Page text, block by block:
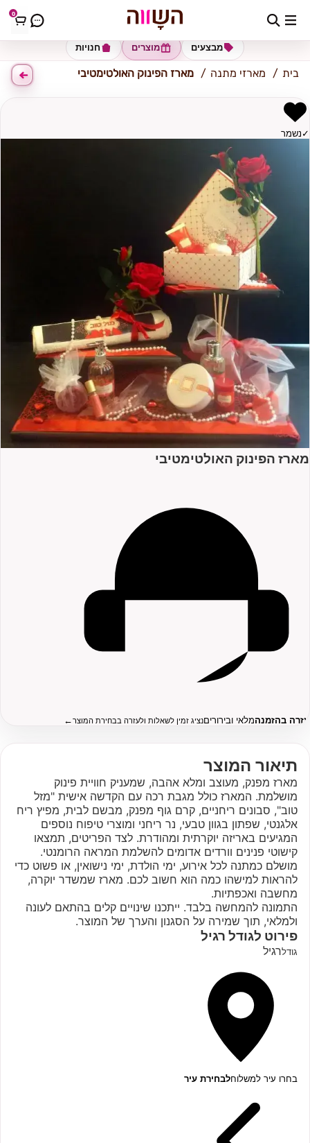
0 כתובת למשלוח הזינו כתובת
חנויות מוצרים מבצעים
בית מארזי מתנה מארז הפינוק האולטימטיבי
✓ נשמר
מארז הפינוק האולטימטיבי
עזרה בהזמנהמלאי ובירוריםנציג זמין לשאלות ולעזרה בבחירת המוצר←
תיאור המוצר
מארז מפנק, מעוצב ומלא אהבה, שמעניק חוויית פינוק
מושלמת. המארז כולל מגבת רכה עם הקדשה אישית "מזל
טוב", סבונים ריחניים, קרם גוף מפנק, מבשם לבית, מפיץ ריח
אלגנטי, שפתון בגוון טבעי, נר ריחני ומוצרי טיפוח נוספים
המגיעים באריזה יוקרתית ומהודרת. לצד הפריטים, תמצאו
קישוטי פנינים וורדים אדומים להשלמת המראה הרומנטי.
מושלם כמתנה לכל אירוע, ימי הולדת, ימי נישואין, או פשוט כדי
להראות למישהו כמה הוא חשוב לכם. מארז שמשדר יוקרה,
מחשבה ואכפתיות.
התמונה להמחשה בלבד. ייתכנו שינויים קלים בהתאם לעונה
ולמלאי, תוך שמירה על הסגנון והערך של המוצר.
פירוט לגודל רגיל
גודלרגיל
בחרו עיר למשלוחלבחירת עיר